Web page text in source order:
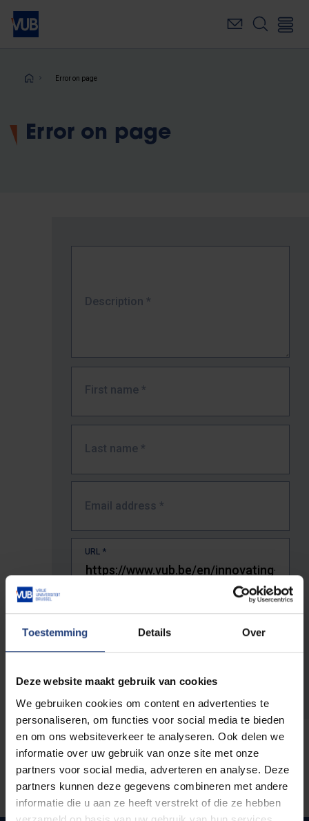
Toestemming Details Over
Deze website maakt gebruik van cookies
We gebruiken cookies om content en advertenties te
personaliseren, om functies voor social media te bieden
en om ons websiteverkeer te analyseren. Ook delen we
informatie over uw gebruik van onze site met onze
partners voor social media, adverteren en analyse. Deze
partners kunnen deze gegevens combineren met andere
informatie die u aan ze heeft verstrekt of die ze hebben
Skip
main
Breadcrumb
Error on page
Error on page
Description *
First name *
Last name *
Email address *
URL *
The full URL of the page where you encountered the error.